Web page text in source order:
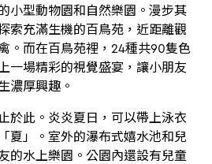
小型動物園和自然樂園。漫步其
索充滿生機的百鳥苑，近距離觀
。而在百鳥苑裡，24種共90隻色
一場精彩的視覺盛宴，讓小朋友
濃厚興趣。
於此。炎炎夏日，可以帶上泳衣
夏」。室外的瀑布式嬉水池和兒
的水上樂園。公園內還設有兒童